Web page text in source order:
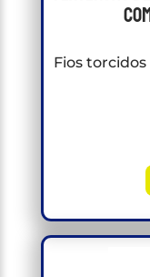
Fios